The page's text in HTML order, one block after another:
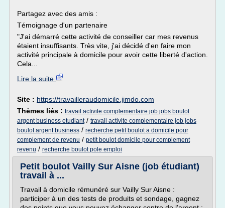
Partagez avec des amis :
Témoignage d'un partenaire
"J'ai démarré cette activité de conseiller car mes revenus
étaient insuffisants. Très vite, j'ai décidé d'en faire mon
activité principale à domicile pour avoir cette liberté d'action.
Cela...
Lire la suite
Site : https://travailleraudomicile.jimdo.com
Thèmes liés : travail activite complementaire job jobs boulot
argent business etudiant/ travail activite complementaire job jobs
boulot argent business / recherche petit boulot a domicile pour
complement de revenu / petit boulot domicile pour complement
revenu / recherche boulot pole emploi
Petit boulot Vailly Sur Aisne (job étudiant)
travail à ...
Travail à domicile rémunéré sur Vailly Sur Aisne :
participer à un des tests de produits et sondage, gagnez